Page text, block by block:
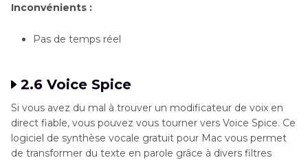
Inconvénients :
Pas de temps réel
2.6 Voice Spice
Si vous avez du mal à trouver un modificateur de voix en
direct fiable, vous pouvez vous tourner vers Voice Spice. Ce
logiciel de synthèse vocale gratuit pour Mac vous permet
de transformer du texte en parole grâce à divers filtres